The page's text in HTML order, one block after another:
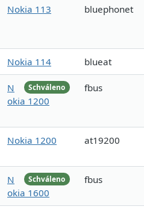
Nokia 113 bluephonet
Nokia 114 blueat
Schváleno
N
okia 1200
fbus
Nokia 1200 at19200
Schváleno
N
okia 1600
fbus